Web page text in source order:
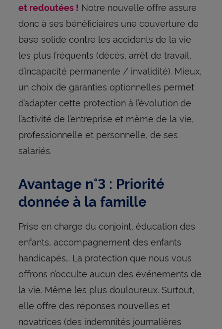
et redoutées ! Notre nouvelle offre assure
donc à ses bénéficiaires une couverture de
base solide contre les accidents de la vie
les plus fréquents (décès, arrêt de travail,
d’incapacité permanente / invalidité). Mieux,
un choix de garanties optionnelles permet
d’adapter cette protection à l’évolution de
l’activité de l’entreprise et même de la vie,
professionnelle et personnelle, de ses
salariés.
Avantage n°3 : Priorité
donnée à la famille
Prise en charge du conjoint, éducation des
enfants, accompagnement des enfants
handicapés… La protection que nous vous
offrons n’occulte aucun des événements de
la vie. Même les plus douloureux. Surtout,
elle offre des réponses nouvelles et
novatrices (des indemnités journalières